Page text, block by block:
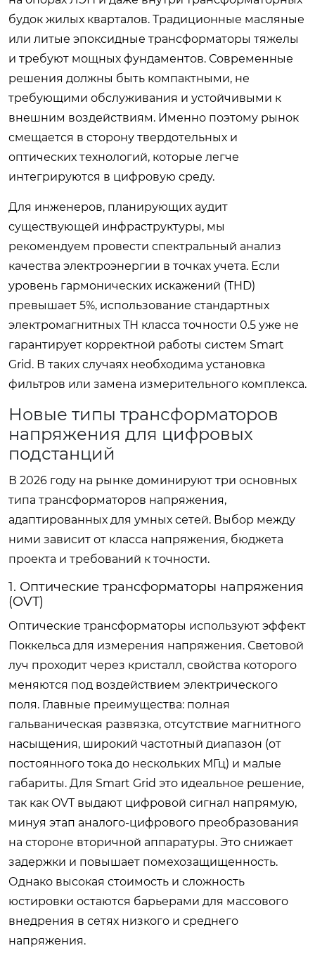
будок жилых кварталов. Традиционные масляные
или литые эпоксидные трансформаторы тяжелы
и требуют мощных фундаментов. Современные
решения должны быть компактными, не
требующими обслуживания и устойчивыми к
внешним воздействиям. Именно поэтому рынок
смещается в сторону твердотельных и
оптических технологий, которые легче
интегрируются в цифровую среду.
Для инженеров, планирующих аудит
существующей инфраструктуры, мы
рекомендуем провести спектральный анализ
качества электроэнергии в точках учета. Если
уровень гармонических искажений (THD)
превышает 5%, использование стандартных
электромагнитных ТН класса точности 0.5 уже не
гарантирует корректной работы систем Smart
Grid. В таких случаях необходима установка
фильтров или замена измерительного комплекса.
Новые типы трансформаторов
напряжения для цифровых
подстанций
В 2026 году на рынке доминируют три основных
типа трансформаторов напряжения,
адаптированных для умных сетей. Выбор между
ними зависит от класса напряжения, бюджета
проекта и требований к точности.
1. Оптические трансформаторы напряжения
(OVT)
Оптические трансформаторы используют эффект
Поккельса для измерения напряжения. Световой
луч проходит через кристалл, свойства которого
меняются под воздействием электрического
поля. Главные преимущества: полная
гальваническая развязка, отсутствие магнитного
насыщения, широкий частотный диапазон (от
постоянного тока до нескольких МГц) и малые
габариты. Для Smart Grid это идеальное решение,
так как OVT выдают цифровой сигнал напрямую,
минуя этап аналого-цифрового преобразования
на стороне вторичной аппаратуры. Это снижает
задержки и повышает помехозащищенность.
Однако высокая стоимость и сложность
юстировки остаются барьерами для массового
внедрения в сетях низкого и среднего
напряжения.